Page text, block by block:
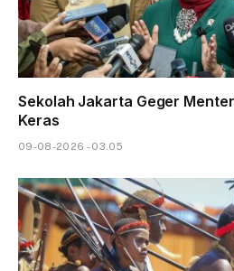
Sekolah Jakarta Geger
Keras
09-08-2026 - 03.05